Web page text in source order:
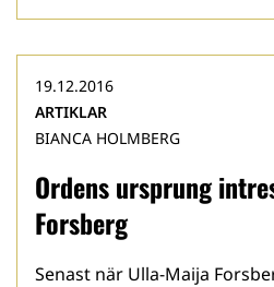
Ordens ursprung
Forsberg
19.12.2016
ARTIKLAR
BIANCA HOLMBERG
Senast när Ulla-Maija